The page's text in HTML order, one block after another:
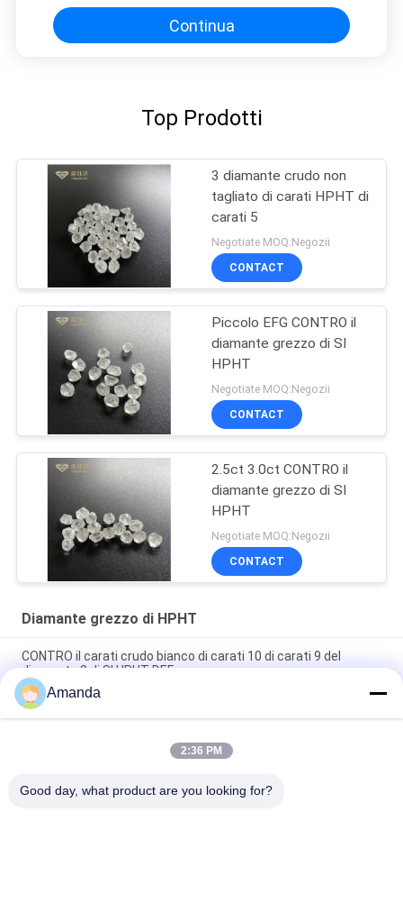
Continua
Top Prodotti
3 diamante crudo non
tagliato di carati HPHT di
carati 5
Negotiate MOQ:Negozii
CONTACT
Piccolo EFG CONTRO il
diamante grezzo di SI
HPHT
Negotiate MOQ:Negozii
CONTACT
2.5ct 3.0ct CONTRO il
diamante grezzo di SI
HPHT
Negotiate MOQ:Negozii
CONTACT
Diamante grezzo di HPHT
CONTRO il carati crudo bianco di carati 10 di carati 9 del
diamante 8 di SI HPHT DEF
7,0 SI del diamante grezzo di carati HPHT di carati 8,0 di carati
7,5 CONTRO colore di DEF
Carati sintetico di carati 7 di carati 6,5 del diamante grezzo 6
Amanda
2:36 PM
Good day, what product are you looking for?